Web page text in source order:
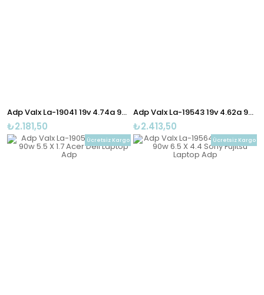
Adp Valx La-19041 19v 4.74a 90w 4.0 X 1.35 Asus Laptop Adp
₺2.181,50
Adp Valx La-19543 19v 4.62a 90w 4.0 X 3.0 Hp Laptop Adp
₺2.413,50
Ücretsiz Kargo Ücretsiz Kargo